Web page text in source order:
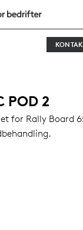
POD 2
for Rally Board